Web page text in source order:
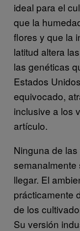
ideal para el
que la
flores y que la
latitud altera
las genéticas
Estados
equivocado,
inclusive a los
artículo.
Ninguna de
llegar. El
prácticamente
de los
Su versión